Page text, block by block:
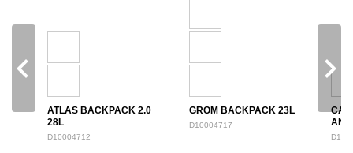
ATLAS BACKPACK 2.0
28L
D10004712
GROM BACKPACK 23L
D10004717
navigate_before navigate_next